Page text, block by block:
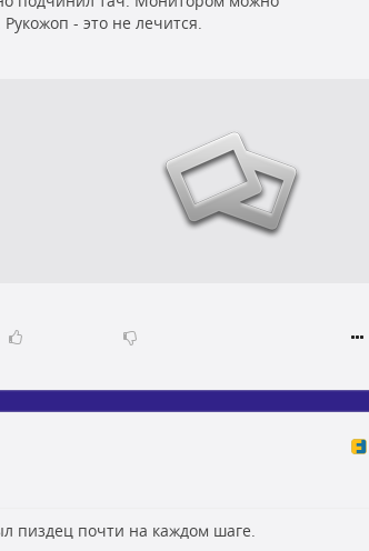
- это не лечится.
пиздец почти на каждом шаге.